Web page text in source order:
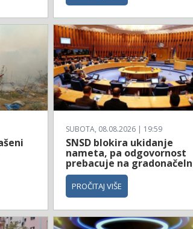
SUBOTA, 08.08.2026 | 19:59
SNSD blokira ukidanje
nameta, pa odgovornost
prebacuje na
PROČITAJ VIŠE